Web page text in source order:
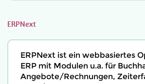
ERPNext
ERPNext ist ein webbasiertes
ERP mit Modulen u.a. für
Angebote/Rechnungen,